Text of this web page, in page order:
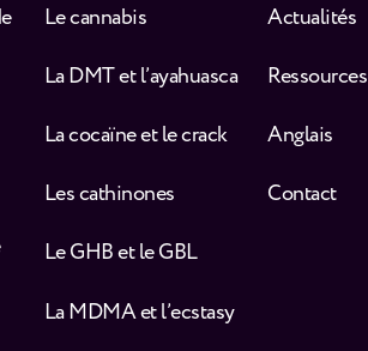
Le cannabis
La DMT et l’ayahuasca
La cocaïne et le crack
Les cathinones
Le GHB et le GBL
La MDMA et l’ecstasy
Actualités
Ressources
Anglais
Contact